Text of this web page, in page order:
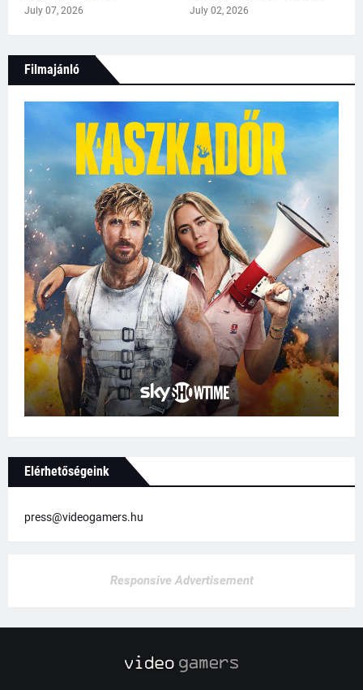
July 07, 2026 July 02, 2026
Filmajánló
Elérhetőségeink
press@videogamers.hu
Responsive Advertisement